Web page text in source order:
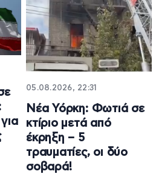
05.08.2026, 22:31
Νέα Υόρκη: Φωτιά σε
κτίριο μετά από
έκρηξη – 5
τραυματίες, οι δύο
σοβαρά!